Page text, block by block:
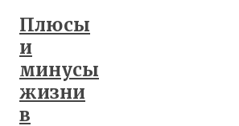
Плюсы
и
минусы
жизни
в